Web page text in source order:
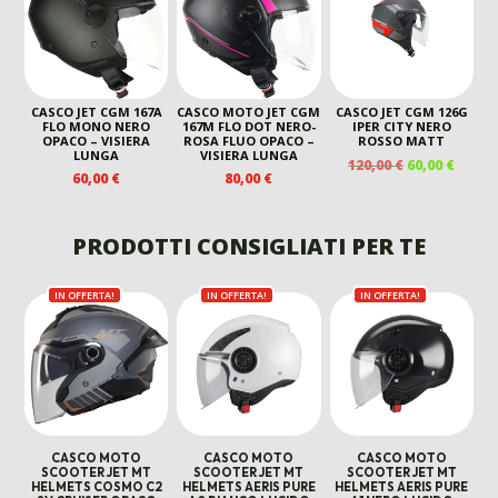
110,00 €.60,00 €.
CASCO JET CGM 167A
FLO MONO NERO
OPACO – VISIERA
LUNGA
60,00€
CASCO MOTO JET CGM
167M FLO DOT NERO-
ROSA FLUO OPACO –
VISIERA LUNGA
80,00€
CASCO JET CGM 126G
IPER CITY NERO
ROSSO MATT
120,00€ IL
120,00 €.
60,00€IL
PRODOTTI CONSIGLIATI PER TE
IN OFFERTA!
CASCO MOTO
SCOOTER JET MT
HELMETS COSMO C2
IN OFFERTA!
CASCO MOTO
SCOOTER JET MT
HELMETS AERIS PURE
IN OFFERTA!
CASCO MOTO
SCOOTER JET MT
HELMETS AERIS PURE